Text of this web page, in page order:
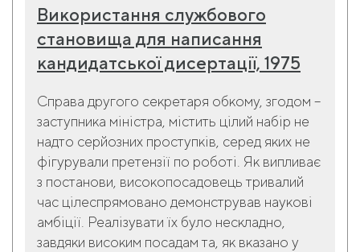
Використання службового
становища для написання
кандидатської дисертації, 1975
Справа другого секретаря обкому, згодом –
заступника міністра, містить цілий набір не
надто серйозних проступків, серед яких не
фігурували претензії по роботі. Як випливає
з постанови, високопосадовець тривалий
час цілеспрямовано демонстрував наукові
амбіції. Реалізувати їх було нескладно,
завдяки високим посадам та, як вказано у